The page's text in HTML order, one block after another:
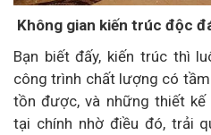
Không gian kiến trúc độc
Bạn biết đấy, kiến trúc thì
công trình chất lượng có
tồn được, và những thiết kế
tại chính nhờ điều đó, trải